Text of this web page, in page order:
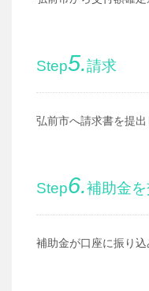
Step5.請求
弘前市へ請求書を提出
Step6.補助金
補助金が口座に振り込